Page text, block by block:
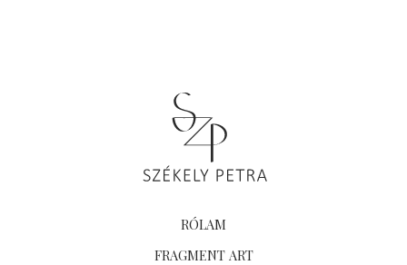
RÓLAM
FRAGMENT ART